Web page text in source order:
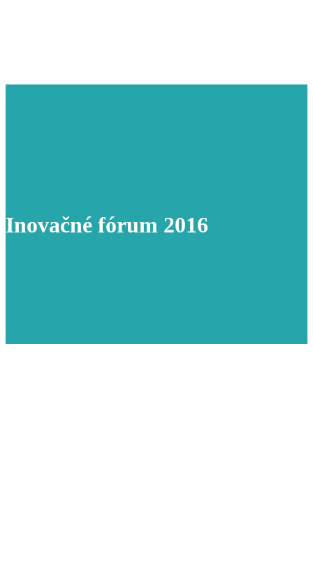
Inovačné fórum 2016